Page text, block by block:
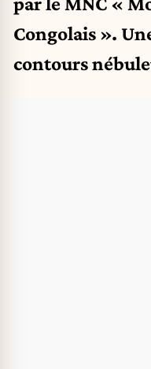
Congolais ».
contours